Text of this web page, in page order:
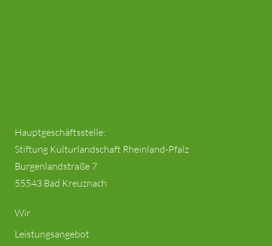
Hauptgeschäftsstelle:
Stiftung Kulturlandschaft Rheinland-Pfalz
Burgenlandstraße 7
55543 Bad Kreuznach
Wir
Leistungsangebot